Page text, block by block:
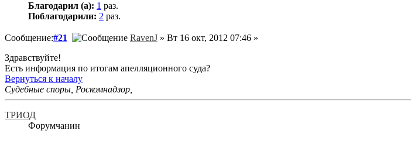
Благодарил (а): 1 раз.
Поблагодарили: 2 раз.
Сообщение:#21 RavenJ » Вт 16 окт, 2012 07:46 »
Здравствуйте!
Есть информация по итогам апелляционного суда?
Вернуться к началу
Судебные споры, Роскомнадзор,
ТРИОД
Форумчанин